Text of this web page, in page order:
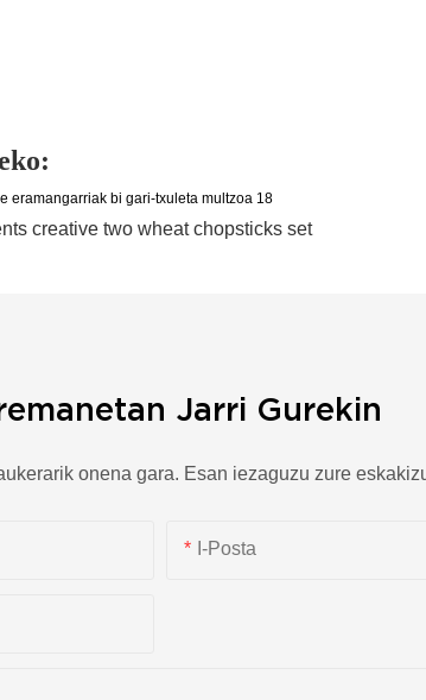
Jarri Gurekin
onena gara. Esan iezaguzu zure
I-Posta